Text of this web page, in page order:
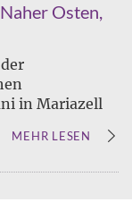
Osten,
in Mariazell
MEHR LESEN